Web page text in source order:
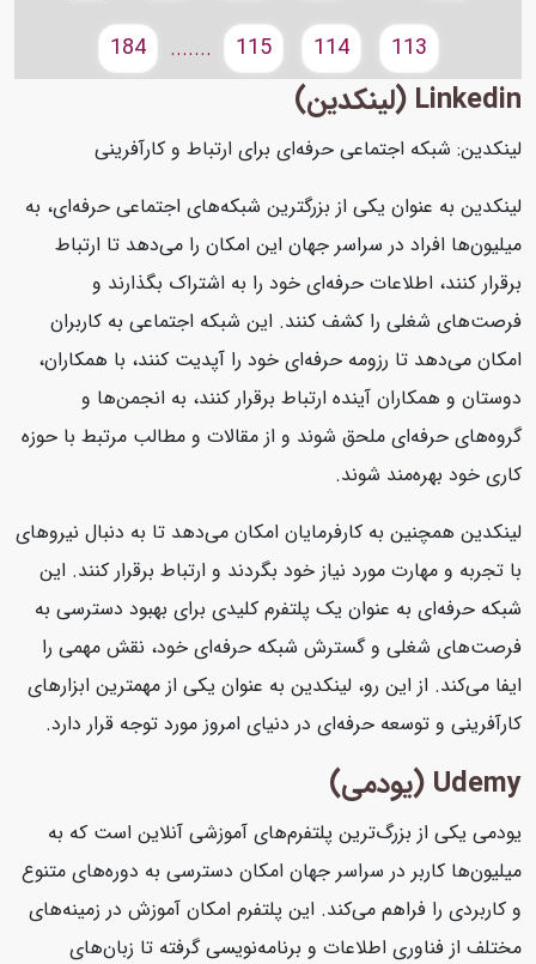
113
114
115
.......
184
Linkedin (لینکدین)
لینکدین: شبکه اجتماعی حرفه‌ای برای ارتباط و کارآفرینی
لینکدین به عنوان یکی از بزرگترین شبکه‌های اجتماعی حرفه‌ای، به
میلیون‌ها افراد در سراسر جهان این امکان را می‌دهد تا ارتباط
برقرار کنند، اطلاعات حرفه‌ای خود را به اشتراک بگذارند و
فرصت‌های شغلی را کشف کنند. این شبکه اجتماعی به کاربران
امکان می‌دهد تا رزومه حرفه‌ای خود را آپدیت کنند، با همکاران،
دوستان و همکاران آینده ارتباط برقرار کنند، به انجمن‌ها و
گروه‌های حرفه‌ای ملحق شوند و از مقالات و مطالب مرتبط با حوزه
کاری خود بهره‌مند شوند.
لینکدین همچنین به کارفرمایان امکان می‌دهد تا به دنبال نیروهای
با تجربه و مهارت مورد نیاز خود بگردند و ارتباط برقرار کنند. این
شبکه حرفه‌ای به عنوان یک پلتفرم کلیدی برای بهبود دسترسی به
فرصت‌های شغلی و گسترش شبکه حرفه‌ای خود، نقش مهمی را
ایفا می‌کند. از این رو، لینکدین به عنوان یکی از مهمترین ابزارهای
کارآفرینی و توسعه حرفه‌ای در دنیای امروز مورد توجه قرار دارد.
Udemy (یودمی)
یودمی یکی از بزرگ‌ترین پلتفرم‌های آموزشی آنلاین است که به
میلیون‌ها کاربر در سراسر جهان امکان دسترسی به دوره‌های متنوع
و کاربردی را فراهم می‌کند. این پلتفرم امکان آموزش در زمینه‌های
مختلف از فناوری اطلاعات و برنامه‌نویسی گرفته تا زبان‌های